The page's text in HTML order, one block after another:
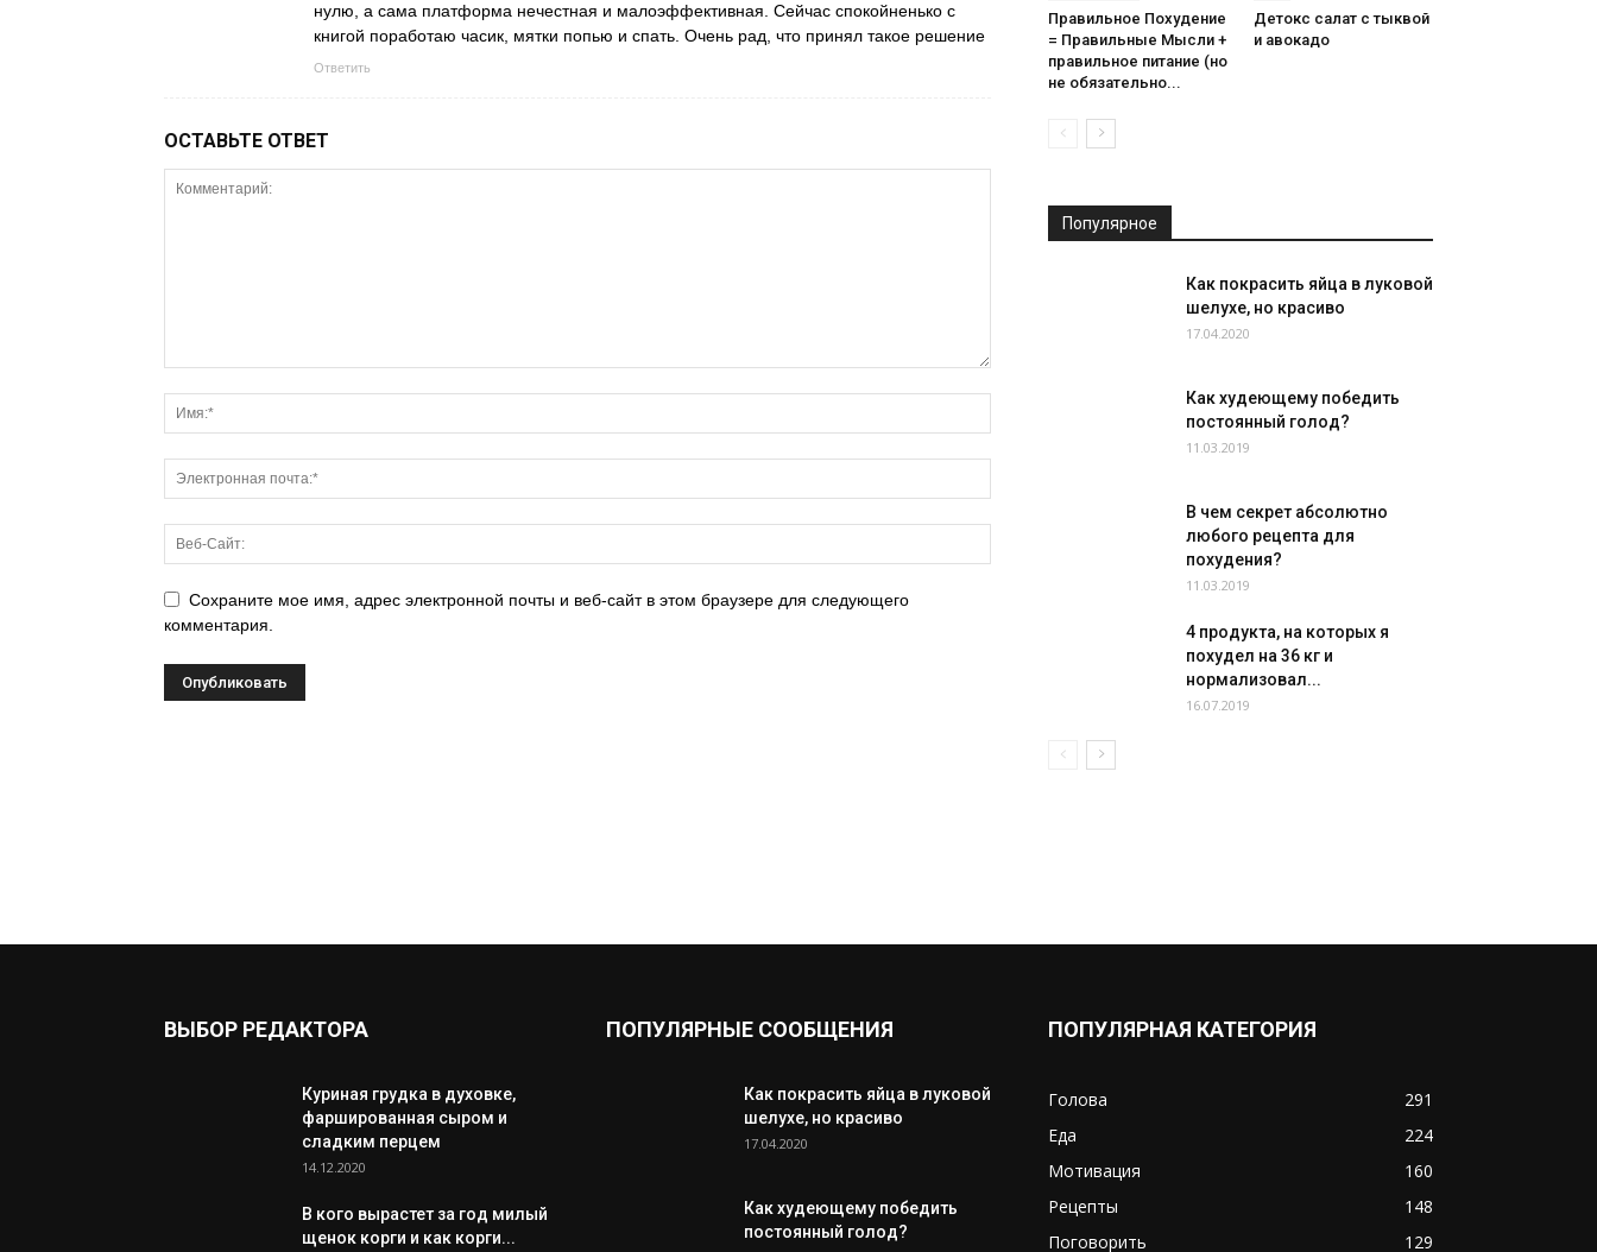
нулю, а сама платформа нечестная и малоэффективная. Сейчас спокойненько с
книгой поработаю часик, мятки попью и спать. Очень рад, что принял такое решение
Ответить
ОСТАВЬТЕ ОТВЕТ
Сохраните мое имя, адрес электронной почты и веб-сайт в этом браузере для следующего
комментария.
Правильное Похудение
= Правильные Мысли +
правильное питание (но
не обязательно...
Детокс салат с тыквой
и авокадо
Популярное
Как покрасить яйца в луковой
шелухе, но красиво
17.04.2020
Как худеющему победить
постоянный голод?
11.03.2019
В чем секрет абсолютно
любого рецепта для
похудения?
11.03.2019
4 продукта, на которых я
похудел на 36 кг и
нормализовал...
16.07.2019
ВЫБОР РЕДАКТОРА
Куриная грудка в духовке,
фаршированная сыром и
сладким перцем
14.12.2020
В кого вырастет за год милый
щенок корги и как корги...
ПОПУЛЯРНЫЕ СООБЩЕНИЯ
Как покрасить яйца в луковой
шелухе, но красиво
17.04.2020
Как худеющему победить
постоянный голод?
ПОПУЛЯРНАЯ КАТЕГОРИЯ
Голова
291
Еда
224
Мотивация
160
Рецепты
148
Поговорить
129